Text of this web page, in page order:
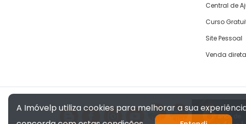
Central de
Curso
Site Pessoal
Venda direta
A Imóvelp utiliza cookies para melhorar a sua